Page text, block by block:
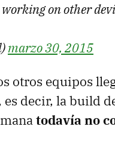
on other
marzo 30, 2015
otros equipos
decir, la build
todavía no